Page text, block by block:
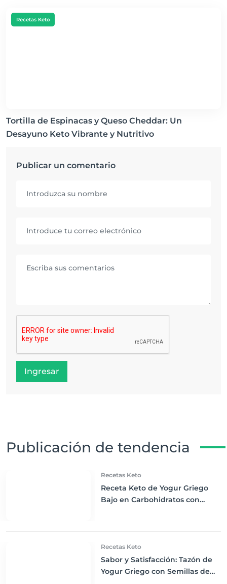
Recetas Keto
Tortilla de Espinacas y Queso Cheddar: Un
Desayuno Keto Vibrante y Nutritivo
Publicar un comentario
Ingresar
Publicación de tendencia
Recetas Keto
Receta Keto de Yogur Griego
Bajo en Carbohidratos con
Recetas Keto
Sabor y Satisfacción: Tazón de
Yogur Griego con Semillas de